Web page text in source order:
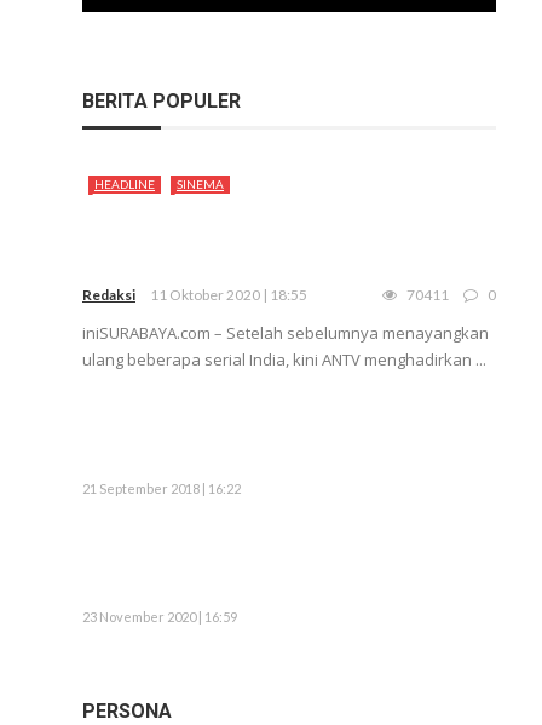
BERITA POPULER
HEADLINE SINEMA
Redaksi 11 Oktober 2020 | 18:55 70411 0
iniSURABAYA.com – Setelah sebelumnya menayangkan
ulang beberapa serial India, kini ANTV menghadirkan ...
21 September 2018 | 16:22
23 November 2020 | 16:59
PERSONA